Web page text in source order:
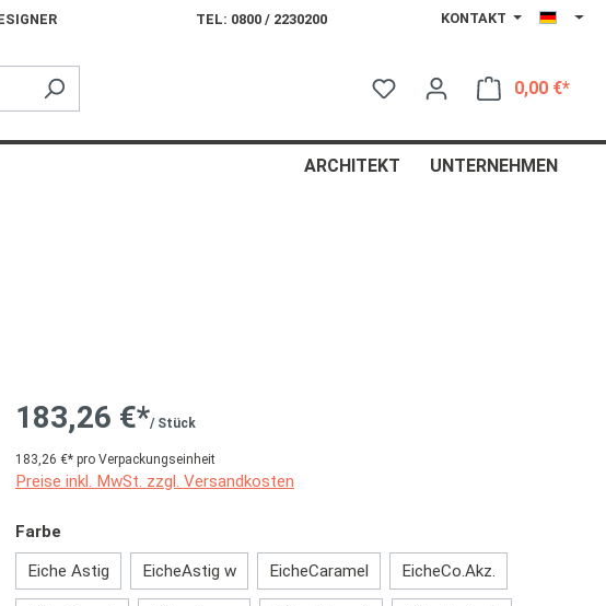
TEL: 0800 / 2230200 KONTAKT
0,00 €*
ARCHITEKT UNTERNEHMEN
183,26 €*/ Stück
183,26 €* pro Verpackungseinheit
Preise inkl. MwSt. zzgl. Versandkosten
Farbe
Eiche Astig EicheAstig w EicheCaramel EicheCo.Akz.